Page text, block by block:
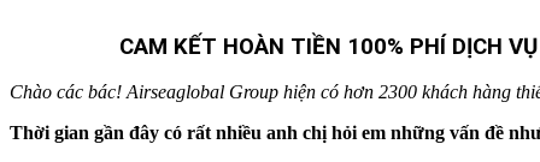
CAM KẾT HOÀN TIỀN 100% PHÍ DỊCH
Chào các bác! Airseaglobal Group hiện có hơn 2300 khách hàng
Thời gian gần đây có rất nhiều anh chị hỏi em những vấn đề